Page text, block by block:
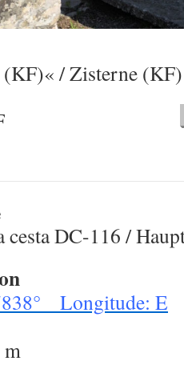
/ Zisterne (KF)
OP-KF
cesta DC-116 /
Longitude: E
m